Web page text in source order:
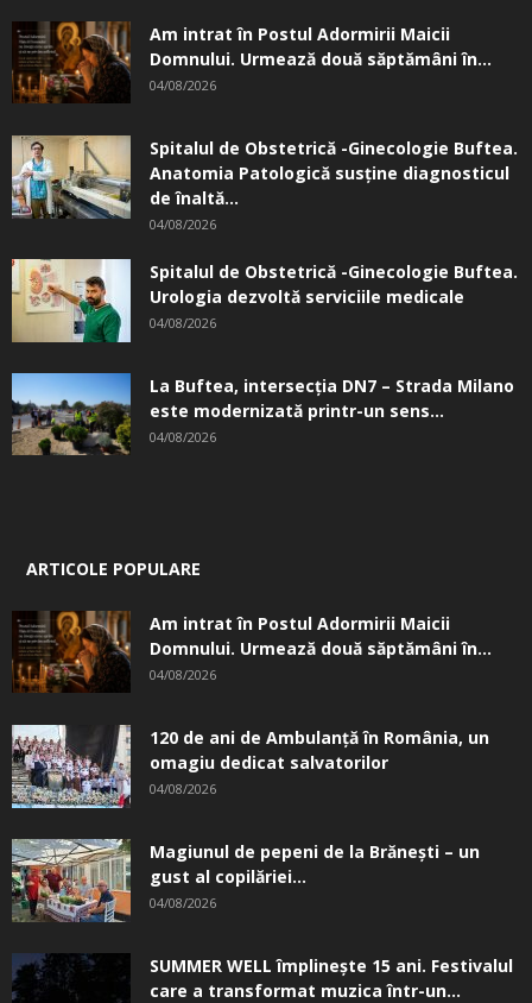
Am intrat în Postul Adormirii Maicii
Domnului. Urmează două săptămâni în...
04/08/2026
Spitalul de Obstetrică -Ginecologie Buftea.
Anatomia Patologică susţine diagnosticul
de înaltă...
04/08/2026
Spitalul de Obstetrică -Ginecologie Buftea.
Urologia dezvoltă serviciile medicale
04/08/2026
La Buftea, intersecţia DN7 – Strada Milano
este modernizată printr-un sens...
04/08/2026
ARTICOLE POPULARE
Am intrat în Postul Adormirii Maicii
Domnului. Urmează două săptămâni în...
04/08/2026
120 de ani de Ambulanță în România, un
omagiu dedicat salvatorilor
04/08/2026
Magiunul de pepeni de la Brăneşti – un
gust al copilăriei...
04/08/2026
SUMMER WELL împlinește 15 ani. Festivalul
care a transformat muzica într-un...